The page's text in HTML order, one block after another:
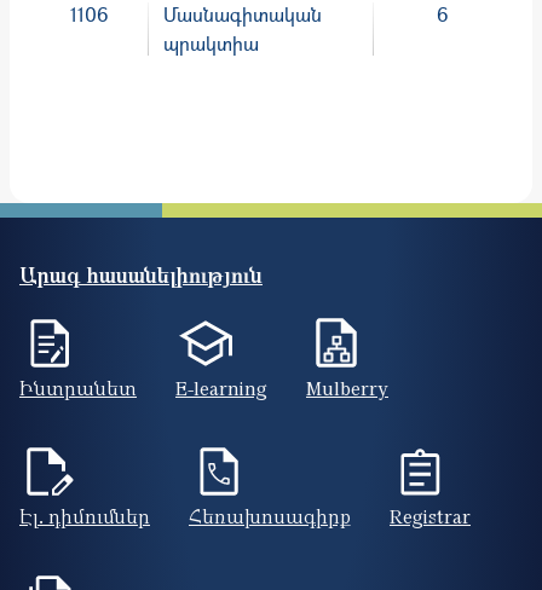
1106
Մասնագիտական
պրակտիա
6
Արագ հասանելիություն
Ինտրանետ E-learning Mulberry
Էլ. դիմումներ Հեռախոսագիրք Registrar